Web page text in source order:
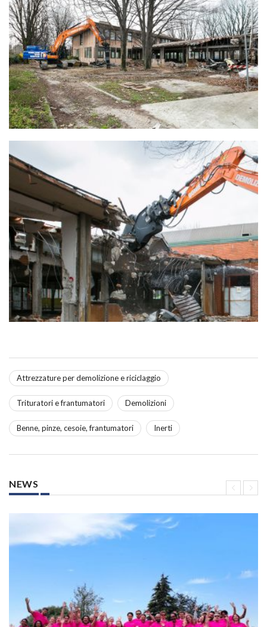
Attrezzature per demolizione e riciclaggio
Trituratori e frantumatori Demolizioni
Benne, pinze, cesoie, frantumatori Inerti
NEWS